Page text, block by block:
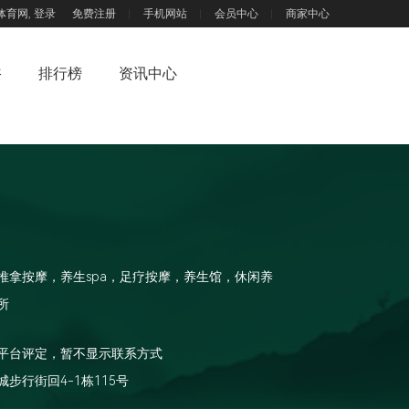
育网, 登录 免费注册 手机网站 会员中心 商家中心
排行榜 资讯中心
拿按摩，养生spa，足疗按摩，养生馆，休闲养
台评定，暂不显示联系方式
步行街回4-1栋115号